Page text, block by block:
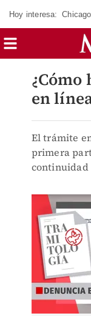
Hoy interesa:
en
El trámite
primera
continuidad